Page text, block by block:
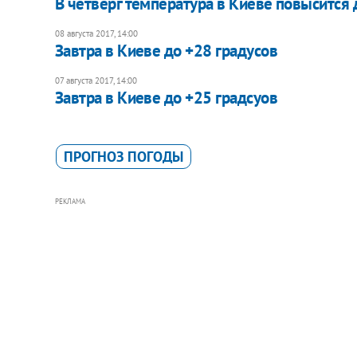
08 августа 2017, 14:00
Завтра в Киеве до +28 градусов
07 августа 2017, 14:00
Завтра в Киеве до +25 градсуов
ПРОГНОЗ ПОГОДЫ
РЕКЛАМА